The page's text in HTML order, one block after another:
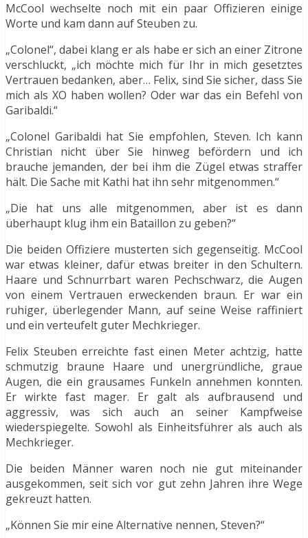
McCool wechselte noch mit ein paar Offizieren einige
Worte und kam dann auf Steuben zu.
„Colonel“, dabei klang er als habe er sich an einer Zitrone
verschluckt, „ich möchte mich für Ihr in mich gesetztes
Vertrauen bedanken, aber… Felix, sind Sie sicher, dass Sie
mich als XO haben wollen? Oder war das ein Befehl von
Garibaldi.“
„Colonel Garibaldi hat Sie empfohlen, Steven. Ich kann
Christian nicht über Sie hinweg befördern und ich
brauche jemanden, der bei ihm die Zügel etwas straffer
hält. Die Sache mit Kathi hat ihn sehr mitgenommen.“
„Die hat uns alle mitgenommen, aber ist es dann
überhaupt klug ihm ein Bataillon zu geben?“
Die beiden Offiziere musterten sich gegenseitig. McCool
war etwas kleiner, dafür etwas breiter in den Schultern.
Haare und Schnurrbart waren Pechschwarz, die Augen
von einem Vertrauen erweckenden braun. Er war ein
ruhiger, überlegender Mann, auf seine Weise raffiniert
und ein verteufelt guter Mechkrieger.
Felix Steuben erreichte fast einen Meter achtzig, hatte
schmutzig braune Haare und unergründliche, graue
Augen, die ein grausames Funkeln annehmen konnten.
Er wirkte fast mager. Er galt als aufbrausend und
aggressiv, was sich auch an seiner Kampfweise
wiederspiegelte. Sowohl als Einheitsführer als auch als
Mechkrieger.
Die beiden Männer waren noch nie gut miteinander
ausgekommen, seit sich vor gut zehn Jahren ihre Wege
gekreuzt hatten.
„Können Sie mir eine Alternative nennen, Steven?“